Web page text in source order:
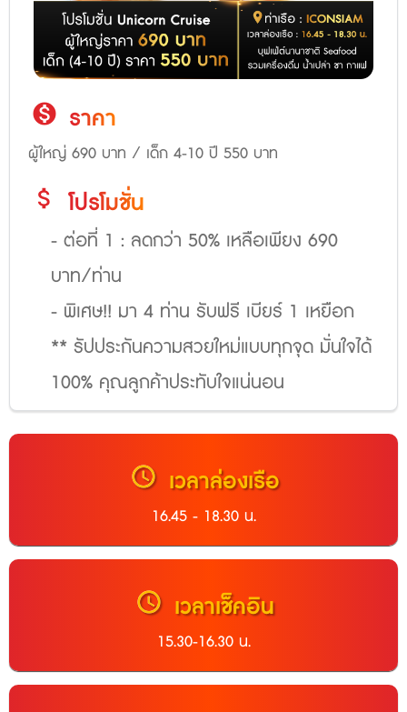
monetization_on ราคา
ผู้ใหญ่ 690 บาท / เด็ก 4-10 ปี 550 บาท
attach_money โปรโมชั่น
- ต่อที่ 1 : ลดกว่า 50% เหลือเพียง 690
บาท/ท่าน
- พิเศษ!! มา 4 ท่าน รับฟรี เบียร์ 1 เหยือก
** รัปประกันความสวยใหม่แบบทุกจุด มั่นใจได้
100% คุณลูกค้าประทับใจแน่นอน
schedule เวลาล่องเรือ
16.45 - 18.30 น.
schedule เวลาเช็คอิน
15.30-16.30 น.